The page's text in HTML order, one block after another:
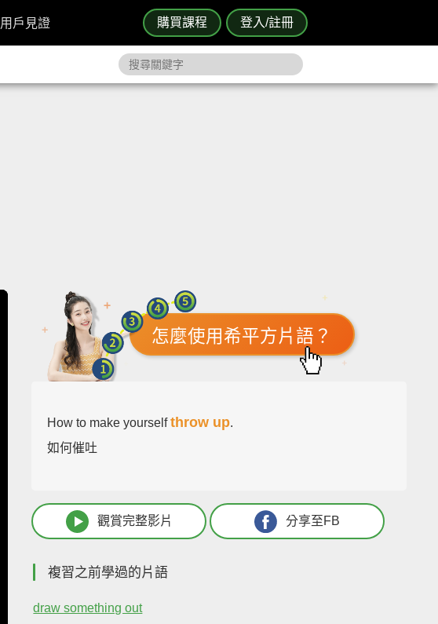
購買課程 登入/註冊
用戶見證
怎麼使用希平方片語？
How to make yourselfthrow up.
如何催吐
觀賞完整影片 分享至FB
複習之前學過的片語
draw something out